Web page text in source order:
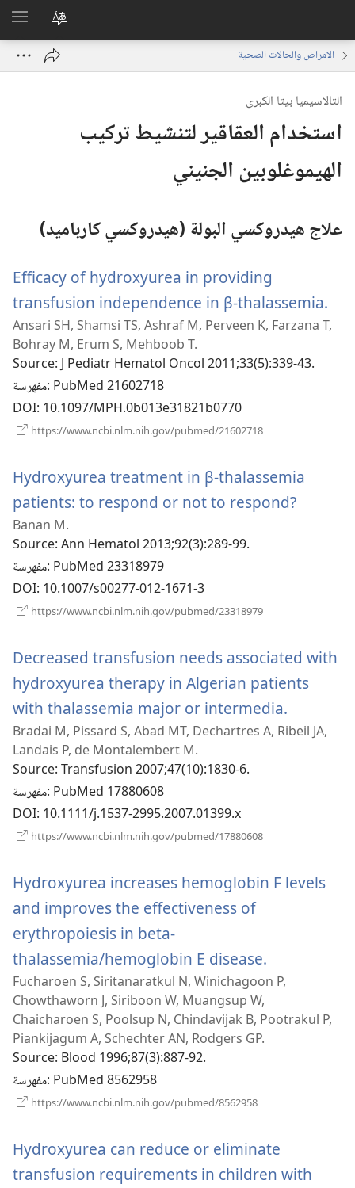
تغيير
لغة
الموقع
الامراض والحالات الصحية
التالاسيميا بيتا الكبرى
استخدام العقاقير لتنشيط تركيب
الهيموغلوبين الجنيني
علاج هيدروكسي البولة (هيدروكسي كارباميد)
Efficacy of hydroxyurea in providing
transfusion independence in β-thalassemia.
Ansari SH, Shamsi TS, Ashraf M, Perveen K, Farzana T,
Bohray M, Erum S, Mehboob T.
Source‎: J Pediatr Hematol Oncol 2011;33(5):339-43.
مفهرسة‎: PubMed 21602718
DOI‎: 10.1097/MPH.0b013e31821b0770
https://www.ncbi.nlm.nih.gov/pubmed/21602718
Hydroxyurea treatment in β-thalassemia
patients: to respond or not to respond?
Banan M.
Source‎: Ann Hematol 2013;92(3):289-99.
مفهرسة‎: PubMed 23318979
DOI‎: 10.1007/s00277-012-1671-3
https://www.ncbi.nlm.nih.gov/pubmed/23318979
Decreased transfusion needs associated with
hydroxyurea therapy in Algerian patients
with thalassemia major or intermedia.
نافذة
Bradai M, Pissard S, Abad MT, Dechartres A, Ribeil JA,
Landais P, de Montalembert M.
Source‎: Transfusion 2007;47(10):1830-6.
مفهرسة‎: PubMed 17880608
DOI‎: 10.1111/j.1537-2995.2007.01399.x
https://www.ncbi.nlm.nih.gov/pubmed/17880608
Hydroxyurea increases hemoglobin F levels
and improves the effectiveness of
erythropoiesis in beta-
thalassemia/hemoglobin E disease.
نافذة
Fucharoen S, Siritanaratkul N, Winichagoon P,
Chowthaworn J, Siriboon W, Muangsup W,
Chaicharoen S, Poolsup N, Chindavijak B, Pootrakul P,
Piankijagum A, Schechter AN, Rodgers GP.
Source‎: Blood 1996;87(3):887-92.
مفهرسة‎: PubMed 8562958
https://www.ncbi.nlm.nih.gov/pubmed/8562958
Hydroxyurea can reduce or eliminate
transfusion requirements in children with